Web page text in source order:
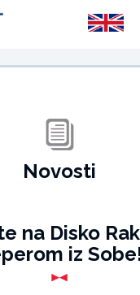
Novosti
na Disko
iz